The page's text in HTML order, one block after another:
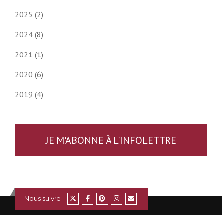
2025 (2)
2024 (8)
2021 (1)
2020 (6)
2019 (4)
JE M'ABONNE À L'INFOLETTRE
Nous suivre